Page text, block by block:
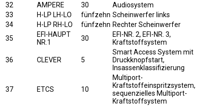
32
AMPERE 30
Audiosystem
33
H-LP LH-LO fünfzehn Scheinwerfer links
34
H-LP RH-LO fünfzehn Rechter Scheinwerfer
35
EFI-HAUPT
NR.1
30
EFI-NR. 2, EFI-NR. 3,
Kraftstoffsystem
36 CLEVER 5
Smart Access System mit
Druckknopfstart,
Insassenklassifizierung
37 ETCS 10
Multiport-
Kraftstoffeinspritzsystem,
sequenzielles Multiport-
Kraftstoffsystem